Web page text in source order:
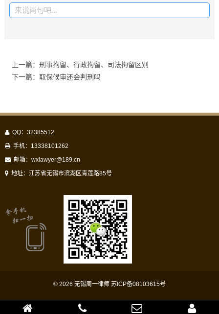
来说两句吧...
上一篇：刑事拘留、行政拘留、司法拘留区别
下一篇：取保候审还会判刑吗
QQ：32385512
手机：13338101262
邮箱： wxlawyer@189.cn
地址：江苏省无锡市滨湖区青莲路85号
© 2026 无锡周一律师 苏ICP备08103615号